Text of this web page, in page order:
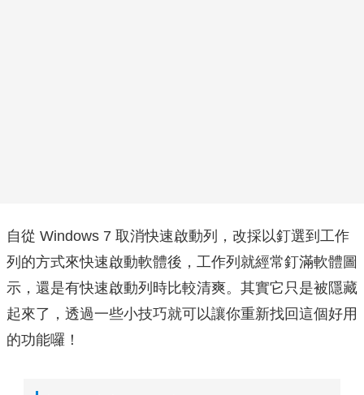
自從 Windows 7 取消快速啟動列，改採以釘選到工作
列的方式來快速啟動軟體後，工作列就經常釘滿軟體圖
示，還是有快速啟動列時比較清爽。其實它只是被隱藏
起來了，透過一些小技巧就可以讓你重新找回這個好用
的功能囉！